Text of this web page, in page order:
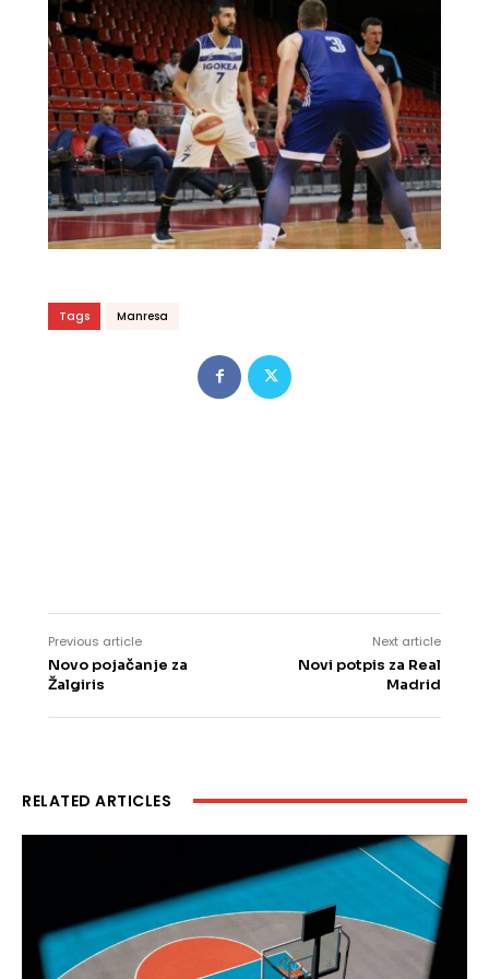
Tags Manresa
Previous article
Novo pojačanje za
Žalgiris
Next article
Novi potpis za Real
Madrid
RELATED ARTICLES